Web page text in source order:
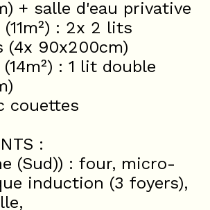
+ salle d'eau privative
: 2x 2 lits
(4x 90x200cm)
: 1 lit double
couettes
:
(Sud)) : four, micro-
induction (3 foyers),